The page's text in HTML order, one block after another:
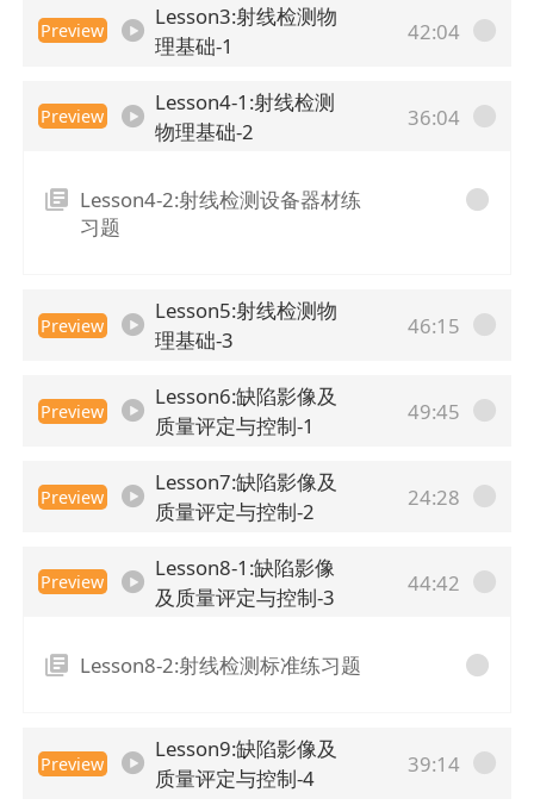
Preview
Lesson3:射线检测物
理基础-1
42:04
Preview
Lesson4-1:射线检测
物理基础-2
36:04
Lesson4-2:射线检测设备器材练
习题
Preview
Lesson5:射线检测物
理基础-3
46:15
Preview
Lesson6:缺陷影像及
质量评定与控制-1
49:45
Preview
Lesson7:缺陷影像及
质量评定与控制-2
24:28
Preview
Lesson8-1:缺陷影像
及质量评定与控制-3
44:42
Lesson8-2:射线检测标准练习题
Preview
Lesson9:缺陷影像及
质量评定与控制-4
39:14